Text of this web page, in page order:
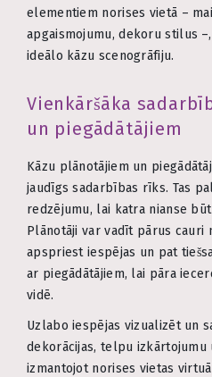
elementiem norises vietā –
apgaismojumu, dekoru stilus
ideālo kāzu scenogrāfiju.
Vienkāršāka
un piegādātājiem
Kāzu plānotājiem un
jaudīgs sadarbības rīks. Tas
redzējumu, lai katra nianse
Plānotāji var vadīt pārus cauri
apspriest iespējas un pat
ar piegādātājiem, lai pāra
vidē.
Uzlabo iespējas vizualizēt un
dekorācijas, telpu izkārtojumu
izmantojot norises vietas